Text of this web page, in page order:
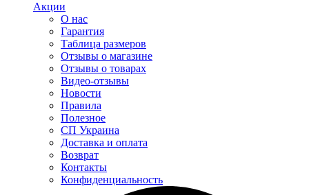
Акции
О нас
Гарантия
Таблица размеров
Отзывы о магазине
Отзывы о товарах
Видео-отзывы
Новости
Правила
Полезное
СП Украина
Доставка и оплата
Возврат
Контакты
Конфиденциальность